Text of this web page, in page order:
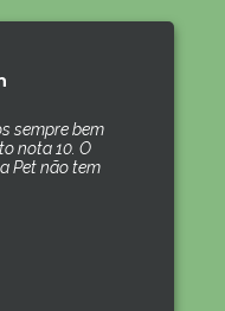
sempre bem
nota 10. O
Pet não tem